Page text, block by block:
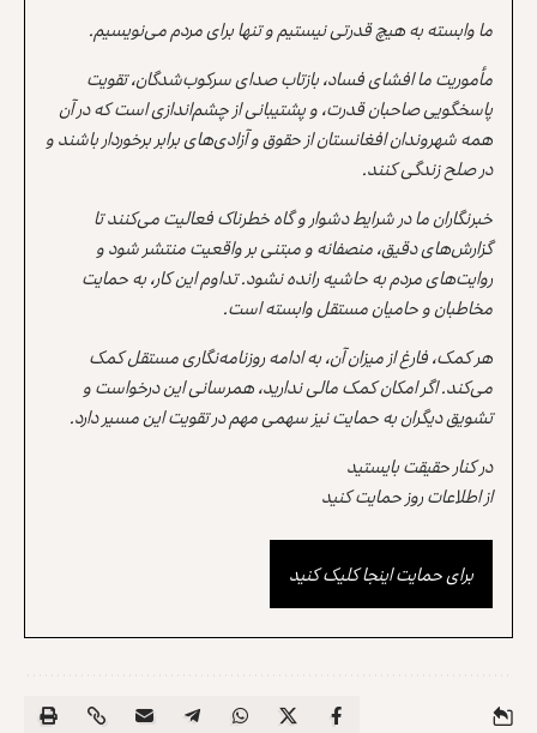
ما وابسته به هیچ قدرتی نیستیم و تنها برای مردم می‌نویسیم.
مأموریت ما افشای فساد، بازتاب صدای سرکوب‌شدگان، تقویت
پاسخگویی صاحبان قدرت، و پشتیبانی از چشم‌اندازی است که در آن
همه شهروندان افغانستان از حقوق و آزادی‌های برابر برخوردار باشند و
در صلح زندگی کنند.
خبرنگاران ما در شرایط دشوار و گاه خطرناک فعالیت می‌کنند تا
گزارش‌های دقیق، منصفانه و مبتنی بر واقعیت منتشر شود و
روایت‌های مردم به حاشیه رانده نشود. تداوم این کار، به حمایت
مخاطبان و حامیان مستقل وابسته است.
هر کمک، فارغ از میزان آن، به ادامه روزنامه‌نگاری مستقل کمک
می‌کند. اگر امکان کمک مالی ندارید، همرسانی این درخواست و
تشویق دیگران به حمایت نیز سهمی مهم در تقویت این مسیر دارد.
در کنار حقیقت بایستید
از اطلاعات روز حمایت کنید
برای حمایت اینجا کلیک کنید